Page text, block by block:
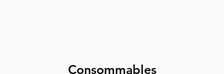
Consommables